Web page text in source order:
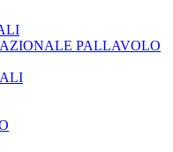
PALLAVOLO